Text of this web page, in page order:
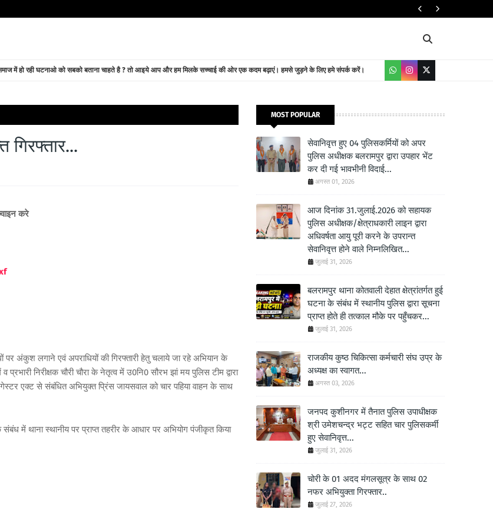
में हो रही घटनाओ को सबको बताना चाहते है ? तो आइये आप और हम मिलके सच्चाई की ओर एक कदम बढ़ाएं। हमसे जुड़ने के लिए हमे संपर्क करें।
करे
पर अंकुश लगाने एवं अपराधियों की गिरफ्तारी हेतु चलाये जा रहे अभियान के
प्रभारी निरीक्षक चौरी चौरा के नेतृत्व में उ0नि0 सौरभ झां मय पुलिस टीम द्वारा
एक्ट से संबंधित अभियुक्त प्रिंस जायसवाल को चार पहिया वाहन के साथ
में थाना स्थानीय पर प्राप्त तहरीर के आधार पर अभियोग पंजीकृत किया
MOST POPULAR
सेवानिवृत्त हुए 04 पुलिसकर्मियों को अपर
पुलिस अधीक्षक बलरामपुर द्वारा उपहार भेंट
कर दी गई भावभीनी विदाई...
अगस्त 01, 2026
आज दिनांक 31.जुलाई.2026 को सहायक
पुलिस अधीक्षक/क्षेत्राधकारी लाइन द्वारा
अधिवर्षता आयु पूरी करने के उपरान्त
सेवानिवृत्त होने वाले निम्नलिखित...
जुलाई 31, 2026
बलरामपुर थाना कोतवाली देहात क्षेत्रांतर्गत हुई
घटना के संबंध में स्थानीय पुलिस द्वारा सूचना
प्राप्त होते ही तत्काल मौके पर पहुँचकर...
जुलाई 31, 2026
राजकीय कुष्ठ चिकित्सा कर्मचारी संघ उप्र के
अध्यक्ष का स्वागत...
अगस्त 03, 2026
जनपद कुशीनगर में तैनात पुलिस उपाधीक्षक
श्री उमेशचन्द्र भट्ट सहित चार पुलिसकर्मी
हुए सेवानिवृत्त...
जुलाई 31, 2026
चोरी के 01 अदद मंगलसूत्र के साथ 02
नफर अभियुक्ता गिरफ्तार..
जुलाई 27, 2026